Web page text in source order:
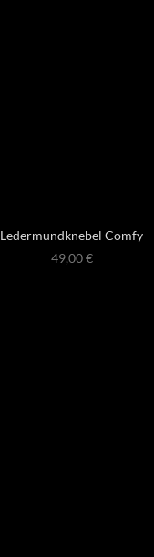
Ledermundknebel Comfy
49,00€